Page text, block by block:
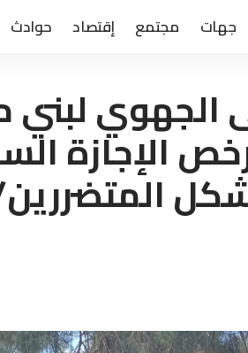
جهات مجتمع إقتصاد حوادث
لبني
الإجازة